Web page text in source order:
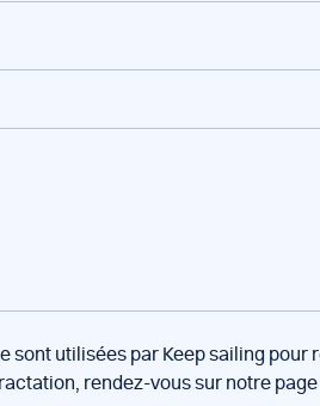
sont utilisées par Keep sailing pour
rendez-vous sur notre page